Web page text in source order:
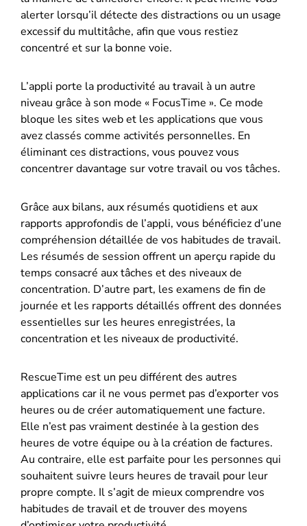
alerter lorsqu’il détecte des distractions ou un usage
excessif du multitâche, afin que vous restiez
concentré et sur la bonne voie.
L’appli porte la productivité au travail à un autre
niveau grâce à son mode « FocusTime ». Ce mode
bloque les sites web et les applications que vous
avez classés comme activités personnelles. En
éliminant ces distractions, vous pouvez vous
concentrer davantage sur votre travail ou vos tâches.
Grâce aux bilans, aux résumés quotidiens et aux
rapports approfondis de l’appli, vous bénéficiez d’une
compréhension détaillée de vos habitudes de travail.
Les résumés de session offrent un aperçu rapide du
temps consacré aux tâches et des niveaux de
concentration. D’autre part, les examens de fin de
journée et les rapports détaillés offrent des données
essentielles sur les heures enregistrées, la
concentration et les niveaux de productivité.
RescueTime est un peu différent des autres
applications car il ne vous permet pas d’exporter vos
heures ou de créer automatiquement une facture.
Elle n’est pas vraiment destinée à la gestion des
heures de votre équipe ou à la création de factures.
Au contraire, elle est parfaite pour les personnes qui
souhaitent suivre leurs heures de travail pour leur
propre compte. Il s’agit de mieux comprendre vos
habitudes de travail et de trouver des moyens